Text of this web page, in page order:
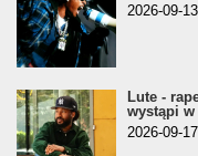
2026-09-
Lute -
wystąpi w
2026-09-